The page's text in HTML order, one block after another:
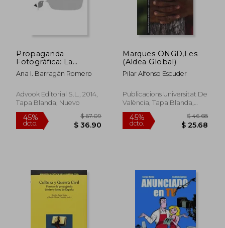
dcto. $ 27.18 dcto. $
Propaganda
Fotográfica: La
Imagen al Servicio del
Poder (Colección
Corporativa,
Institucional y
Ana I. Barragán Romero
Advook Editorial S.L., 2014,
Tapa Blanda, Nuevo
Marques ONGD,Les
(Aldea Global)
Pilar Alfonso Escuder
Publicacions Universitat De
València, Tapa Blanda,
Nuevo